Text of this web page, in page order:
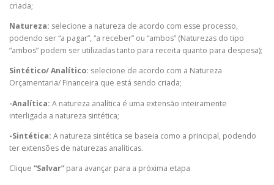
criada;
Natureza: selecione a natureza de acordo com esse processo,
podendo ser “a pagar”, “a receber” ou “ambos” (Naturezas do tipo
“ambos” podem ser utilizadas tanto para receita quanto para despesa);
Sintético/ Analítico: selecione de acordo com a Natureza
Orçamentaria/ Financeira que está sendo criada;
-Analítica: A natureza analítica é uma extensão inteiramente
interligada a natureza sintética;
-Sintética: A natureza sintética se baseia como a principal, podendo
ter extensões de naturezas analíticas.
Clique “Salvar”para avançar para a próxima etapa